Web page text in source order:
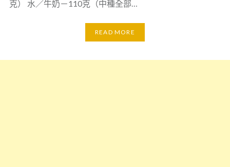
克） 水／牛奶－110克（中種全部…
READ MORE